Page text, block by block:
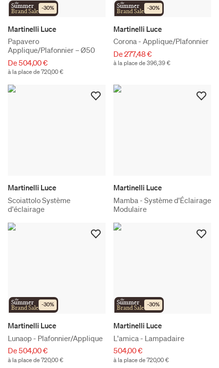
the
Summer
Brand Sale -30%
Martinelli Luce
Papavero
Applique/Plafonnier – Ø50
De 504,00 €
à la place de 720,00 €
the
Summer
Brand Sale -30%
Martinelli Luce
Corona - Applique/Plafonnier
De 277,48 €
à la place de 396,39 €
Martinelli Luce
Scoiattolo Système
d'éclairage
Martinelli Luce
Mamba - Système d'Éclairage
Modulaire
the
Summer
Brand Sale -30%
Martinelli Luce
Lunaop - Plafonnier/Applique
De 504,00 €
à la place de 720,00 €
the
Summer
Brand Sale -30%
Martinelli Luce
L'amica - Lampadaire
504,00 €
à la place de 720,00 €